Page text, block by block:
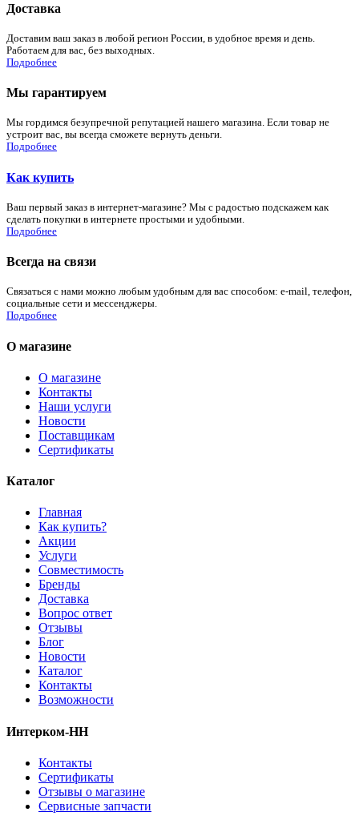
Доставка
Доставим ваш заказ в любой регион России, в удобное время и день.
Работаем для вас, без выходных.
Подробнее
Мы гарантируем
Мы гордимся безупречной репутацией нашего магазина. Если товар не
устроит вас, вы всегда сможете вернуть деньги.
Подробнее
Как купить
Ваш первый заказ в интернет-магазине? Мы с радостью подскажем как
сделать покупки в интернете простыми и удобными.
Подробнее
Всегда на связи
Связаться с нами можно любым удобным для вас способом: e-mail, телефон,
социальные сети и мессенджеры.
Подробнее
О магазине
О магазине
Контакты
Наши услуги
Новости
Поставщикам
Сертификаты
Каталог
Главная
Как купить?
Акции
Услуги
Совместимость
Бренды
Доставка
Вопрос ответ
Отзывы
Блог
Новости
Каталог
Контакты
Возможности
Интерком-НН
Контакты
Сертификаты
Отзывы о магазине
Сервисные запчасти